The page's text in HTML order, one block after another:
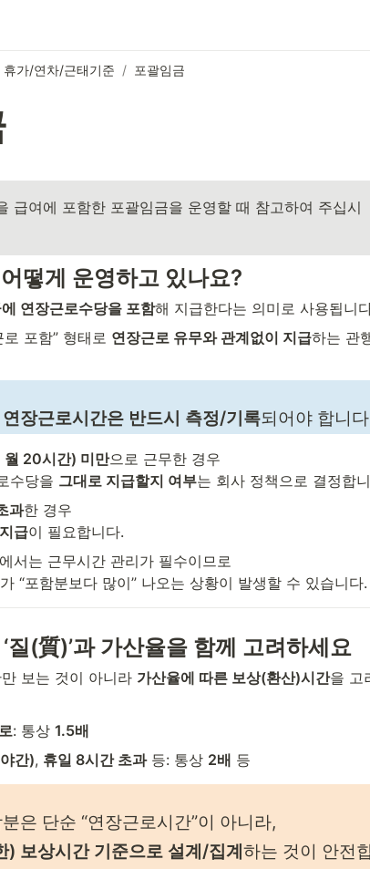
휴가/연차/근태기준 / 포괄임금
급여에 포함한 포괄임금을 운영할 때 참고하여 주십시
떻게 운영하고 있나요?
연장근로수당을 포함해 지급한다는 의미로 사용됩니
포함” 형태로 연장근로 유무와 관계없이 지급하는 관
연장근로시간은 반드시 측정/기록되어야 합니
월 20시간) 미만으로 근무한 경우
수당을 그대로 지급할지 여부는 회사 정책으로 결정합
과한 경우
급이 필요합니다.
에서는 근무시간 관리가 필수이므로
“포함분보다 많이” 나오는 상황이 발생할 수 있습니다.
질(質)’과 가산율을 함께 고려하세요
보는 것이 아니라 가산율에 따른 보상(환산)시간을 고
: 통상 1.5배
간), 휴일 8시간 초과 등: 통상 2배 등
은 단순 “연장근로시간”이 아니라,
) 보상시간 기준으로 설계/집계하는 것이 안전